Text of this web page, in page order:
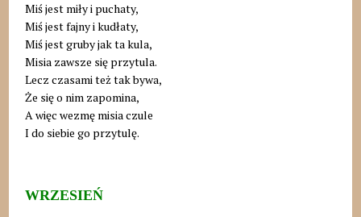
Miś jest miły i puchaty,
Miś jest fajny i kudłaty,
Miś jest gruby jak ta kula,
Misia zawsze się przytula.
Lecz czasami też tak bywa,
Że się o nim zapomina,
A więc wezmę misia czule
I do siebie go przytulę.
WRZESIEŃ